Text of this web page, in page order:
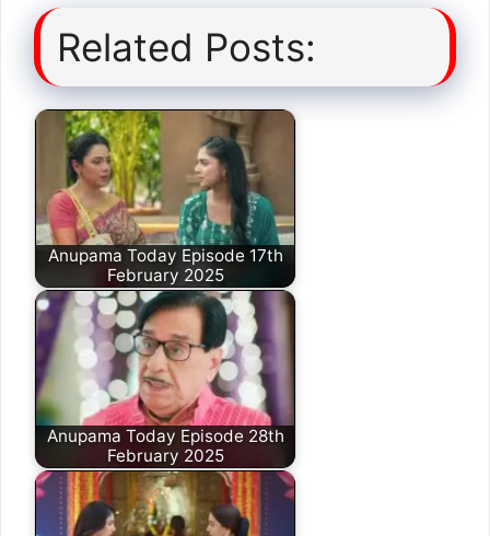
Related Posts:
Anupama Today Episode 17th
February 2025
Anupama Today Episode 28th
February 2025